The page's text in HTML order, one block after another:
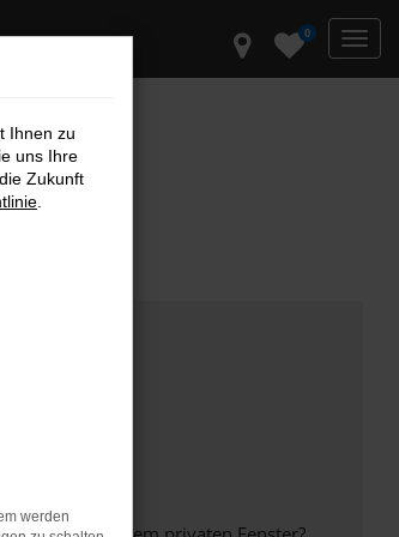
0
Ihnen zu
uns Ihre
Zukunft
werden